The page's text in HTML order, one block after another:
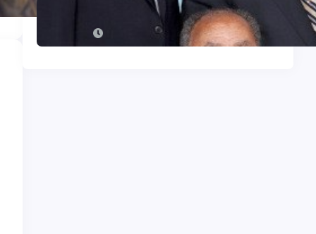
Jéhovah excommunié !
septembre 15, 2025